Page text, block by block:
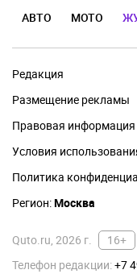
АВТО МОТО
Редакция
Размещение рекламы
Правовая информация
Условия
Политика
Регион:Москва
Quto.ru, 2026 г.
16+
Телефон редакции:+7